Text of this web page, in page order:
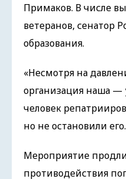
Примаков. В числе
ветеранов, сенатор
образования.
«Несмотря на
организация наша —
человек
но не остановили
Мероприятие
противодействия